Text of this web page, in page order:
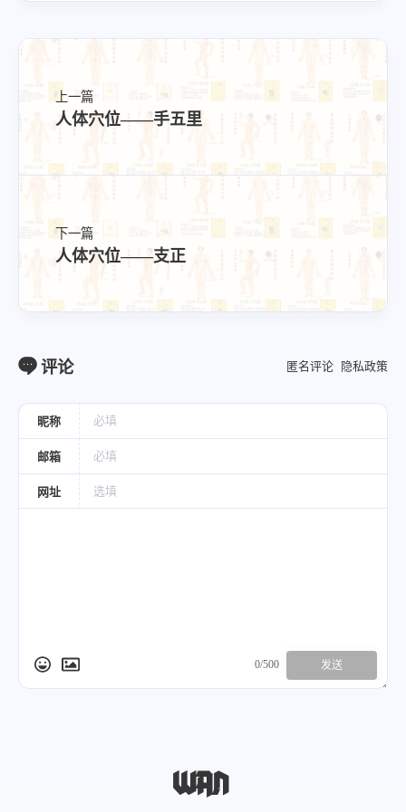
上一篇
人体穴位——手五里
下一篇
人体穴位——支正
评论 匿名评论 隐私政策
昵称
邮箱
网址
0/500 发送